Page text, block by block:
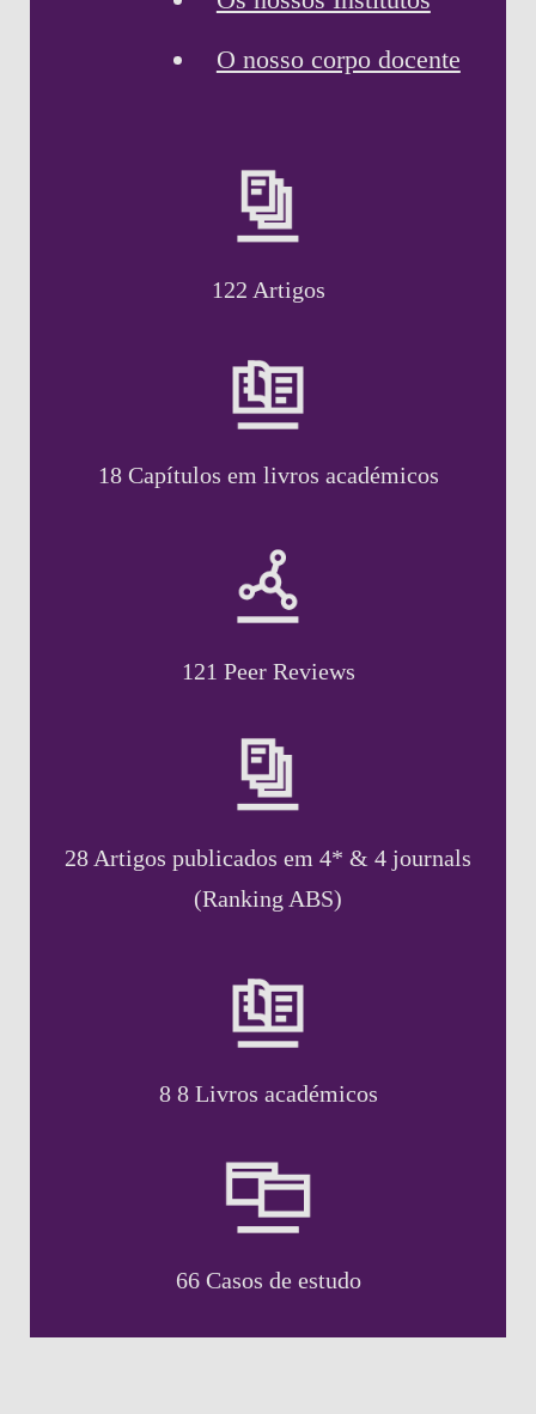
O nosso corpo docente
122 Artigos
18 Capítulos em livros académicos
121 Peer Reviews
28 Artigos publicados em 4* & 4 journals
(Ranking ABS)
8 8 Livros académicos
66 Casos de estudo